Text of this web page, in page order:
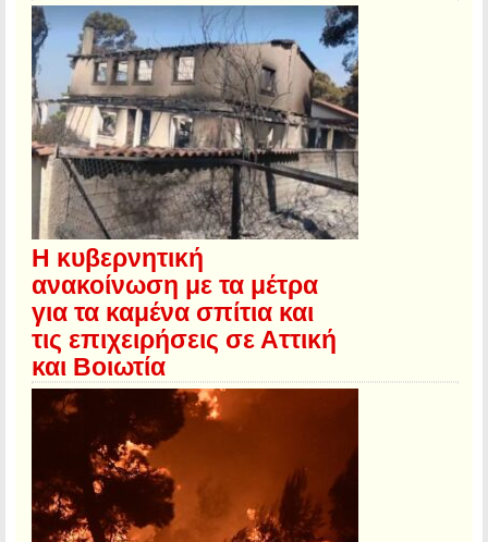
Η κυβερνητική
ανακοίνωση με τα μέτρα
για τα καμένα σπίτια και
τις επιχειρήσεις σε Αττική
και Βοιωτία